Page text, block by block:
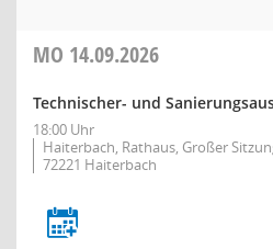
MO 14.09.2026
Technischer- und
18:00 Uhr
Haiterbach, Rathaus, Großer
72221 Haiterbach